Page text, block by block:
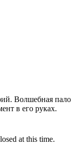
Волшебная
в его руках.
at this time.